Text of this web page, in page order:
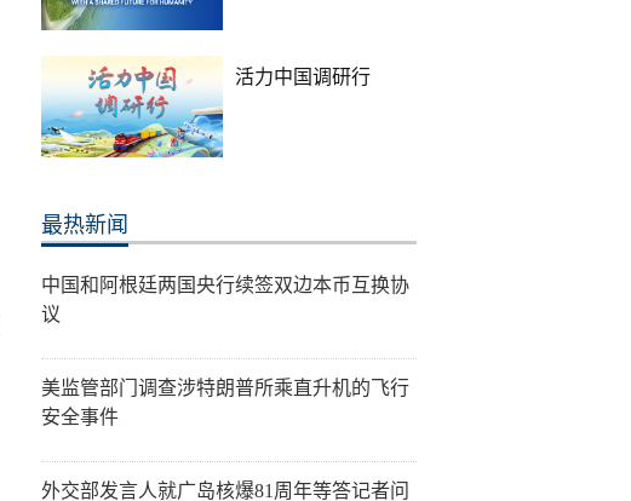
活力中国调研行
最热新闻
中国和阿根廷两国央行续签双边本币互换协
议
美监管部门调查涉特朗普所乘直升机的飞行
安全事件
外交部发言人就广岛核爆81周年等答记者问